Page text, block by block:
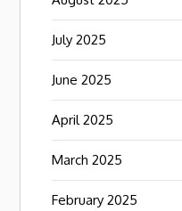
July 2025
June 2025
April 2025
March 2025
February 2025